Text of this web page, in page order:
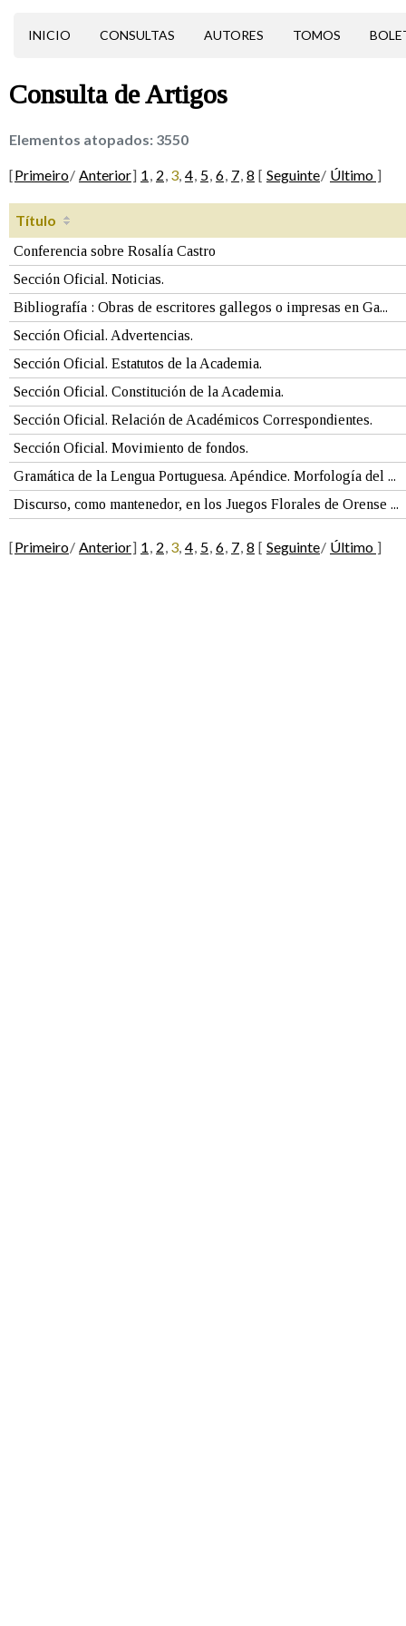
INICIO CONSULTAS AUTORES TOMOS
Consulta deArtigos
Elementos atopados: 3550
[Primeiro/ Anterior] 1 , 2, 3, 4, 5, 6, 7, 8 [ Seguinte/ Último ]
Título
Conferencia sobre Rosalía Castro
Sección Oficial. Noticias.
Bibliografía : Obras de escritores gallegos o impresas en Ga...
Sección Oficial. Advertencias.
Sección Oficial. Estatutos de la Academia.
Sección Oficial. Constitución de la Academia.
Sección Oficial. Relación de Académicos Correspondientes.
Sección Oficial. Movimiento de fondos.
Gramática de la Lengua Portuguesa. Apéndice. Morfología del ...
Discurso, como mantenedor, en los Juegos Florales de Orense ...
[Primeiro/ Anterior] 1 , 2, 3, 4, 5, 6, 7, 8 [ Seguinte/ Último ]